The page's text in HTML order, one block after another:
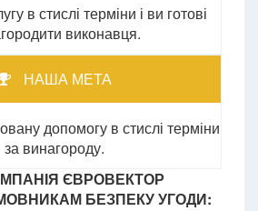
в стислі терміни і ви готові
виконавця.
НАША МЕТА
допомогу в стислі терміни
за винагороду.
ЄВРОВЕКТОР
БЕЗПЕКУ УГОДИ: